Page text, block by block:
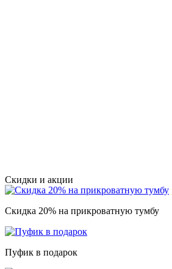
Скидки и акции
Скидка 20% на прикроватную тумбу
Пуфик в подарок